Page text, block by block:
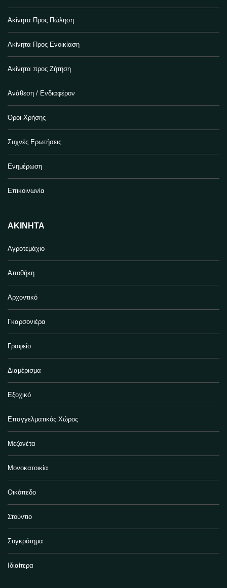
Ακίνητα Προς Πώληση
Ακίνητα Προς Ενοικίαση
Ακίνητα προς Ζήτηση
Ανάθεση / Ενδιαφέρον
Όροι Χρήσης
Συχνές Ερωτήσεις
Ενημέρωση
Επικοινωνία
ΑΚΊΝΗΤΑ
Αγροτεμάχιο
Αποθήκη
Αρχοντικό
Γκαρσονιέρα
Γραφείο
Διαμέρισμα
Εξοχικό
Επαγγελματικός Χώρος
Μεζονέτα
Μονοκατοικία
Οικόπεδο
Στούντιο
Συγκρότημα
Ιδιαίτερα